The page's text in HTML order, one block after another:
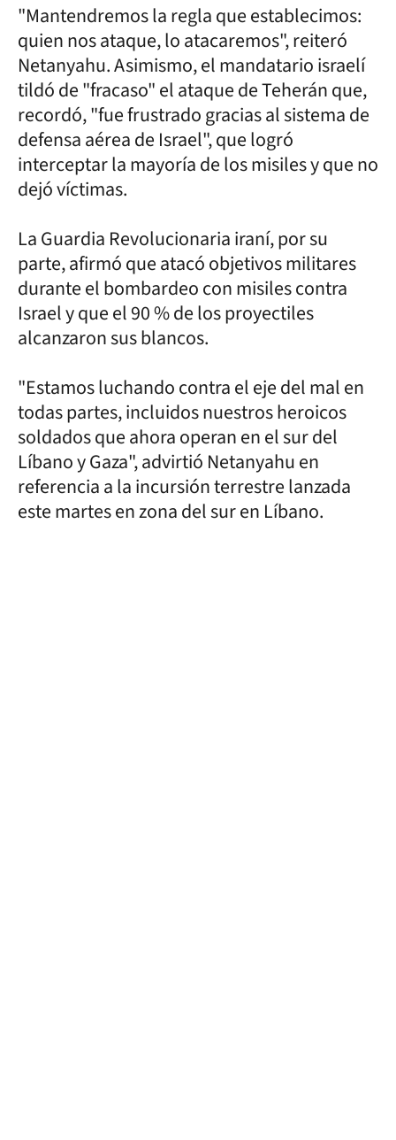
"Mantendremos la regla que establecimos:
quien nos ataque, lo atacaremos", reiteró
Netanyahu. Asimismo, el mandatario israelí
tildó de "fracaso" el ataque de Teherán que,
recordó, "fue frustrado gracias al sistema de
defensa aérea de Israel", que logró
interceptar la mayoría de los misiles y que no
dejó víctimas.
La Guardia Revolucionaria iraní, por su
parte, afirmó que atacó objetivos militares
durante el bombardeo con misiles contra
Israel y que el 90 % de los proyectiles
alcanzaron sus blancos.
"Estamos luchando contra el eje del mal en
todas partes, incluidos nuestros heroicos
soldados que ahora operan en el sur del
Líbano y Gaza", advirtió Netanyahu en
referencia a la incursión terrestre lanzada
este martes en zona del sur en Líbano.